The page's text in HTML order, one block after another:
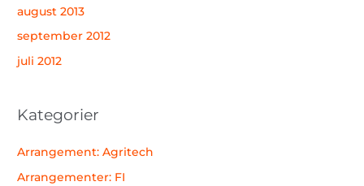
august 2013
september 2012
juli 2012
Kategorier
Arrangement: Agritech
Arrangementer: FI